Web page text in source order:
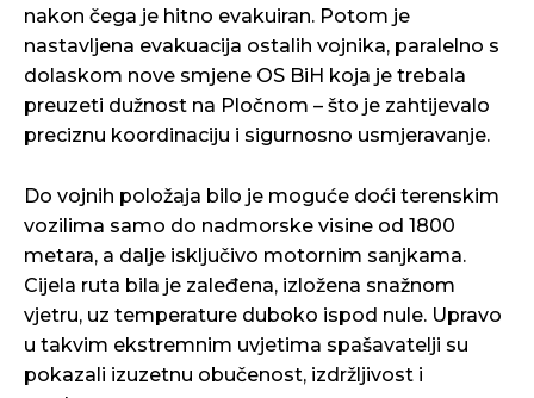
nakon čega je hitno evakuiran. Potom je
nastavljena evakuacija ostalih vojnika, paralelno s
dolaskom nove smjene OS BiH koja je trebala
preuzeti dužnost na Pločnom – što je zahtijevalo
preciznu koordinaciju i sigurnosno usmjeravanje.
Do vojnih položaja bilo je moguće doći terenskim
vozilima samo do nadmorske visine od 1800
metara, a dalje isključivo motornim sanjkama.
Cijela ruta bila je zaleđena, izložena snažnom
vjetru, uz temperature duboko ispod nule. Upravo
u takvim ekstremnim uvjetima spašavatelji su
pokazali izuzetnu obučenost, izdržljivost i